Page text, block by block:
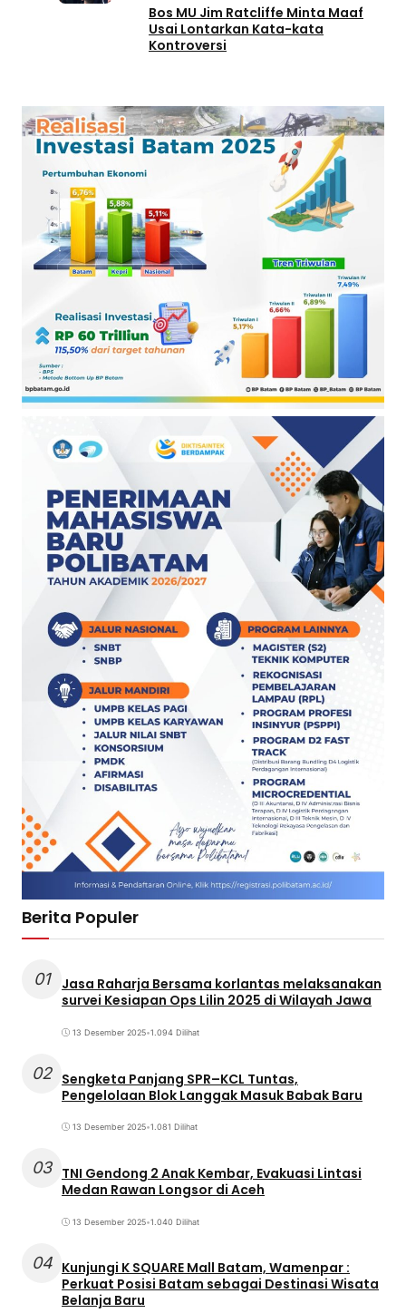
Bos MU Jim Ratcliffe Minta Maaf
Usai Lontarkan Kata-kata
Kontroversi
Berita Populer
01
Jasa Raharja Bersama korlantas melaksanakan
survei Kesiapan Ops Lilin 2025 di Wilayah Jawa
13 Desember 2025•1.094 Dilihat
02 Sengketa Panjang SPR–KCL Tuntas,
Pengelolaan Blok Langgak Masuk Babak Baru
13 Desember 2025•1.081 Dilihat
03 TNI Gendong 2 Anak Kembar, Evakuasi Lintasi
Medan Rawan Longsor di Aceh
13 Desember 2025•1.040 Dilihat
04 Kunjungi K SQUARE Mall Batam, Wamenpar :
Perkuat Posisi Batam sebagai Destinasi Wisata
Belanja Baru